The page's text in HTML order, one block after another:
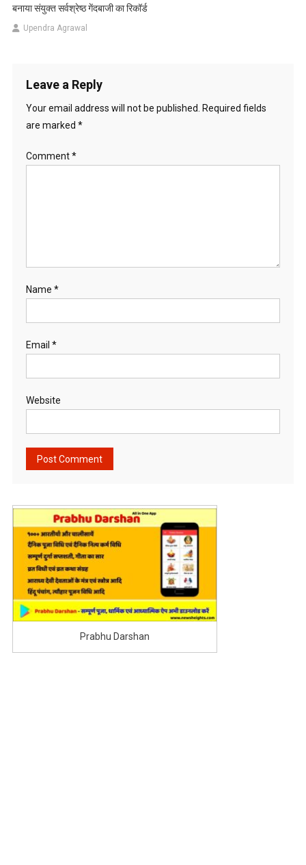
बनाया संयुक्त सर्वश्रेष्ठ गेंदबाजी का रिकॉर्ड
Upendra Agrawal
Leave a Reply
Your email address will not be published.
Required fields
are marked *
Comment*
Name *
Email *
Website
Prabhu Darshan